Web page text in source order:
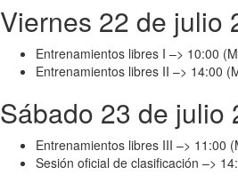
Viernes 22 de julio
Entrenamientos libres I –> 10:00
Entrenamientos libres II –> 14:00
Sábado 23 de julio
Entrenamientos libres III –> 11:00
Sesión oficial de clasificación –>